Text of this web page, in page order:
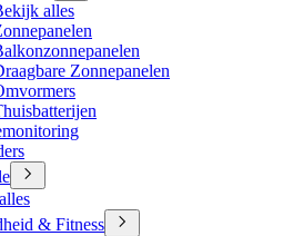
alles
Zonnepanelen
& Fitness